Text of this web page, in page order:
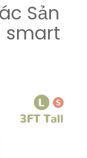
Sản
smart